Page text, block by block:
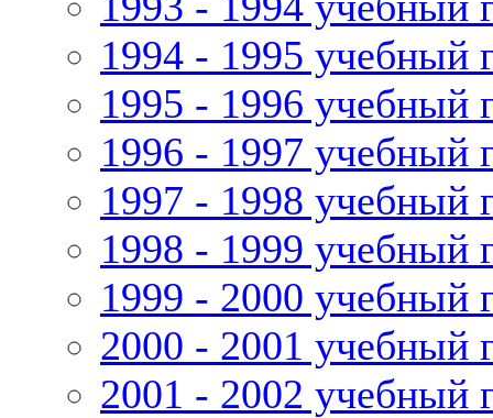
1994 - 1995 учебный
1995 - 1996 учебный
1996 - 1997 учебный
1997 - 1998 учебный
1998 - 1999 учебный
1999 - 2000 учебный
2000 - 2001 учебный
2001 - 2002 учебный